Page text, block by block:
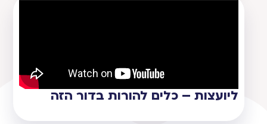
ליועצות – כלים להורות בדור הזה